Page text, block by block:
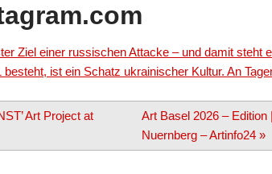
Ziel einer russischen Attacke – und damit steht
ist ein Schatz ukrainischer Kultur. An
Art Project at
Art Basel 2026 –
Nuernberg – Artinfo24»